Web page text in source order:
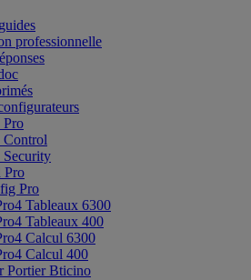
professionnelle
Pro
Pro
Pro
Tableaux 6300
Tableaux 400
Calcul 6300
Calcul 400
Portier Bticino